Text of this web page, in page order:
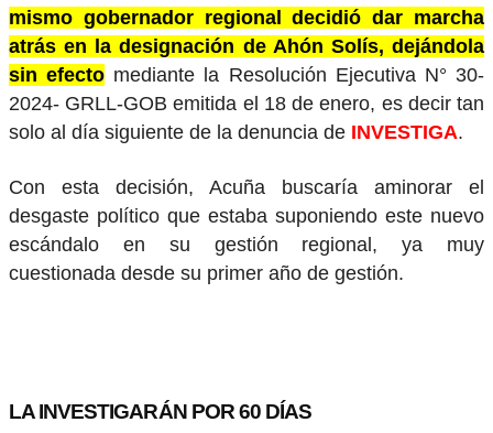
mismo gobernador regional decidió dar marcha
atrás en la designación de Ahón Solís, dejándola
sin efecto mediante la Resolución Ejecutiva N° 30-
2024- GRLL-GOB emitida el 18 de enero, es decir tan
solo al día siguiente de la denuncia de INVESTIGA.
Con esta decisión, Acuña buscaría aminorar el
desgaste político que estaba suponiendo este nuevo
escándalo en su gestión regional, ya muy
cuestionada desde su primer año de gestión.
LA INVESTIGARÁN POR 60 DÍAS